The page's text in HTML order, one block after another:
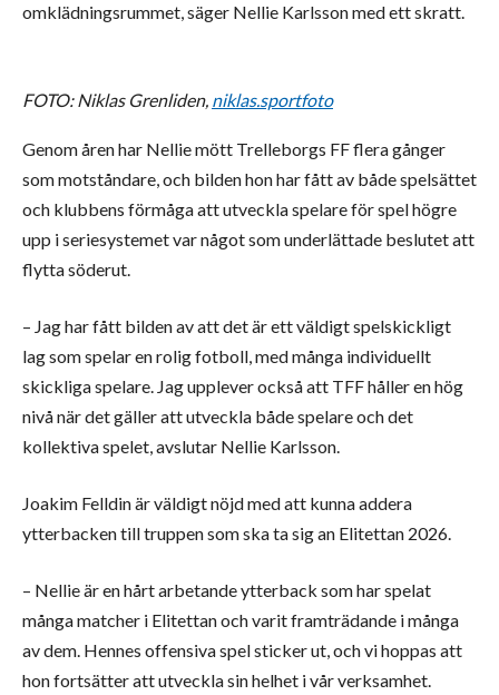
omklädningsrummet, säger Nellie Karlsson med ett skratt.
FOTO: Niklas Grenliden, niklas.sportfoto
Genom åren har Nellie mött Trelleborgs FF flera gånger
som motståndare, och bilden hon har fått av både spelsättet
och klubbens förmåga att utveckla spelare för spel högre
upp i seriesystemet var något som underlättade beslutet att
flytta söderut.
– Jag har fått bilden av att det är ett väldigt spelskickligt
lag som spelar en rolig fotboll, med många individuellt
skickliga spelare. Jag upplever också att TFF håller en hög
nivå när det gäller att utveckla både spelare och det
kollektiva spelet, avslutar Nellie Karlsson.
Joakim Felldin är väldigt nöjd med att kunna addera
ytterbacken till truppen som ska ta sig an Elitettan 2026.
– Nellie är en hårt arbetande ytterback som har spelat
många matcher i Elitettan och varit framträdande i många
av dem. Hennes offensiva spel sticker ut, och vi hoppas att
hon fortsätter att utveckla sin helhet i vår verksamhet.